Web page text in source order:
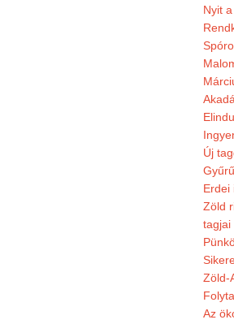
Nyit
Új
Erdei
Zöld
tagjai
Zöld-
Az